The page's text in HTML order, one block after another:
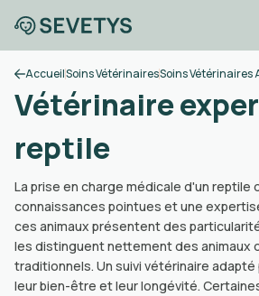
AccueilSoins VétérinairesSoins Vétérinaires
Vétérinaire
reptile
La prise en charge médicale d'un reptile
connaissances pointues et une
ces animaux présentent des
les distinguent nettement des animaux
traditionnels. Un suivi vétérinaire
leur bien-être et leur longévité.